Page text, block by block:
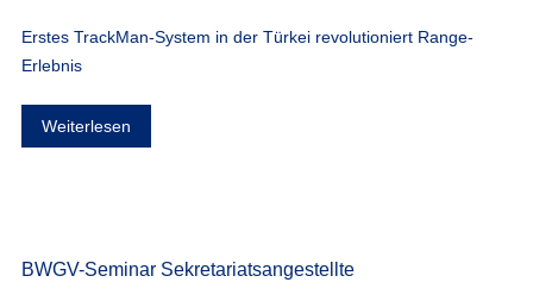
Erstes TrackMan-System in der Türkei revolutioniert Range-
Erlebnis
Weiterlesen
BWGV-Seminar Sekretariatsangestellte